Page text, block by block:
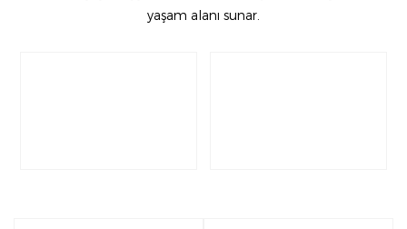
yaşam alanı sunar.